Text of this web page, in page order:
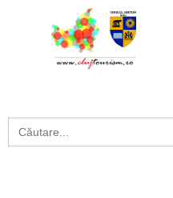
Search
for: